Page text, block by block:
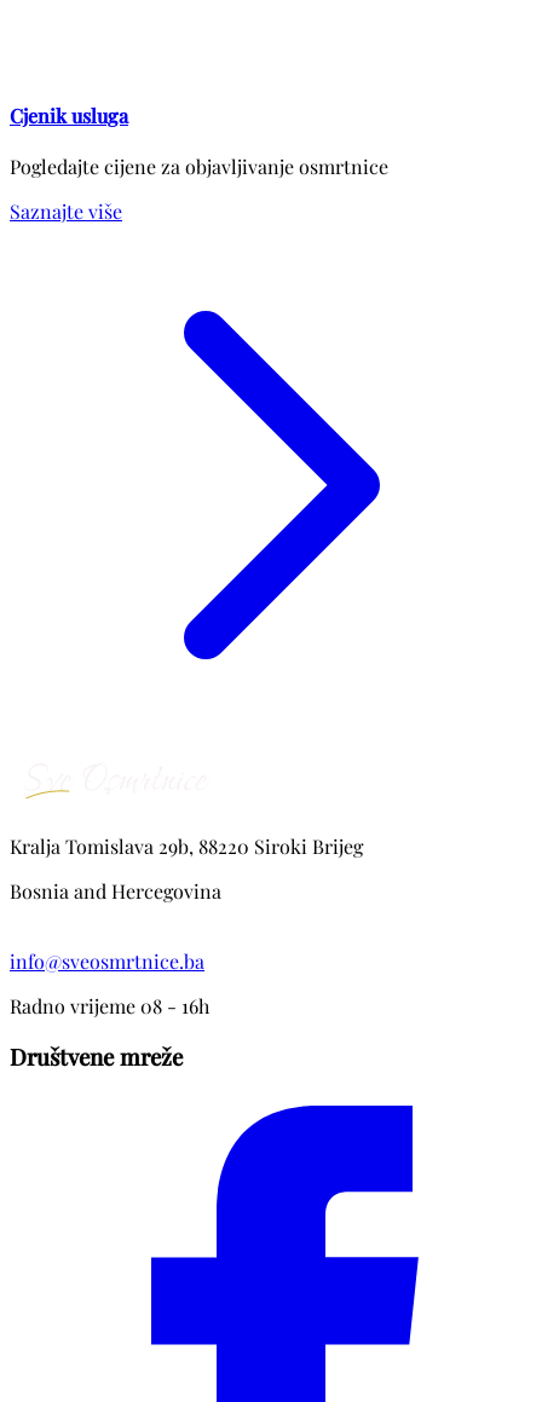
Cjenik usluga
Pogledajte cijene za objavljivanje osmrtnice
Saznajte više
Kralja Tomislava 29b, 88220 Siroki Brijeg
Bosnia and Hercegovina
info@sveosmrtnice.ba
Radno vrijeme 08 - 16h
Društvene mreže